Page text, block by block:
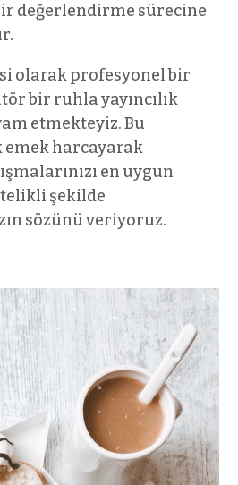
değerlendirme sürecine
olarak profesyonel bir
bir ruhla yayıncılık
etmekteyiz. Bu
emek harcayarak
en uygun
şekilde
sözünü veriyoruz.